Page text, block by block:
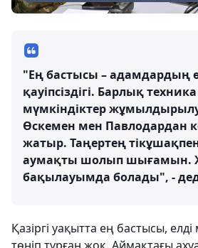
"Ең бастысы – адамдардың
қауіпсіздігі. Барлық
мүмкіндіктер
Өскемен мен Павлодардан
жатыр. Таңертең
аумақты шолып шығамын.
бақылауымда болады", -
Қазіргі уақытта ең бастысы,